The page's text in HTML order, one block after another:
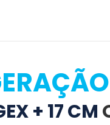
+ 17 CM